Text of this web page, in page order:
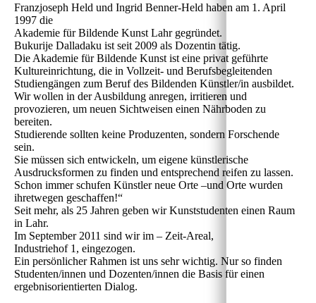
Franzjoseph Held und Ingrid Benner-Held haben am 1. April
1997 die
Akademie für Bildende Kunst Lahr gegründet.
Bukurije Dalladaku ist seit 2009 als Dozentin tätig.
Die Akademie für Bildende Kunst ist eine privat geführte
Kultureinrichtung, die in Vollzeit- und Berufsbegleitenden
Studiengängen zum Beruf des Bildenden Künstler/in ausbildet.
Wir wollen in der Ausbildung anregen, irritieren und
provozieren, um neuen Sichtweisen einen Nährboden zu
bereiten.
Studierende sollten keine Produzenten, sondern Forschende
sein.
Sie müssen sich entwickeln, um eigene künstlerische
Ausdrucksformen zu finden und entsprechend reifen zu lassen.
Schon immer schufen Künstler neue Orte –und Orte wurden
ihretwegen geschaffen!“
Seit mehr, als 25 Jahren geben wir Kunststudenten einen Raum
in Lahr.
Im September 2011 sind wir im – Zeit-Areal,
Industriehof 1, eingezogen.
Ein persönlicher Rahmen ist uns sehr wichtig. Nur so finden
Studenten/innen und Dozenten/innen die Basis für einen
ergebnisorientierten Dialog.